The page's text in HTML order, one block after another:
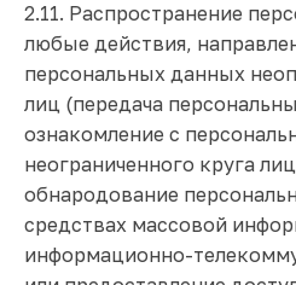
2.11. Распространение
любые действия,
персональных данных
лиц (передача
ознакомление с
неограниченного круга
обнародование
средствах массовой
информационно-